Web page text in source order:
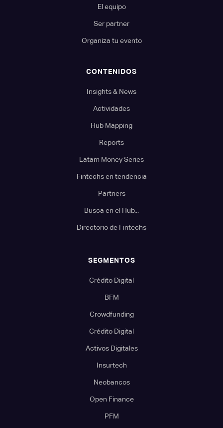
El equipo
Ser partner
Organiza tu evento
CONTENIDOS
Insights & News
Actividades
Hub Mapping
Reports
Latam Money Series
Fintechs en tendencia
Partners
Busca en el Hub...
Directorio de Fintechs
SEGMENTOS
Crédito Digital
BFM
Crowdfunding
Crédito Digital
Activos Digitales
Insurtech
Neobancos
Open Finance
PFM